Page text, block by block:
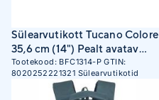
Sülearvutikott Tucano Colore
35,6 cm (14") Pealt avatav
kott Fuksia
Tootekood: BFC1314-P GTIN:
8020252221321 Sülearvutikotid